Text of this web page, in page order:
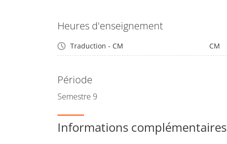
Heures d'enseignement
Traduction - CM CM
Période
Semestre 9
Informations complémentaires